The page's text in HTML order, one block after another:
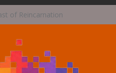
of Reincarnation
στο TOEM 2 για
Skies αυτό το